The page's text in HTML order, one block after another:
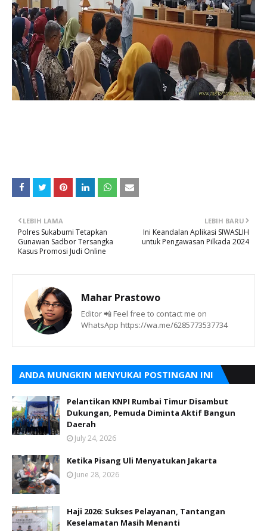
LEBIH BARU
Ini Keandalan Aplikasi SIWASLIH
untuk Pengawasan Pilkada 2024
LEBIH LAMA
Polres Sukabumi Tetapkan
Gunawan Sadbor Tersangka
Kasus Promosi Judi Online
Mahar Prastowo
Editor 📲 Feel free to contact me on
WhatsApp https://wa.me/6285773537734
ANDA MUNGKIN MENYUKAI POSTINGAN INI
Pelantikan KNPI Rumbai Timur Disambut
Dukungan, Pemuda Diminta Aktif Bangun
Daerah
July 24, 2026
Ketika Pisang Uli Menyatukan Jakarta
June 28, 2026
Haji 2026: Sukses Pelayanan, Tantangan
Keselamatan Masih Menanti